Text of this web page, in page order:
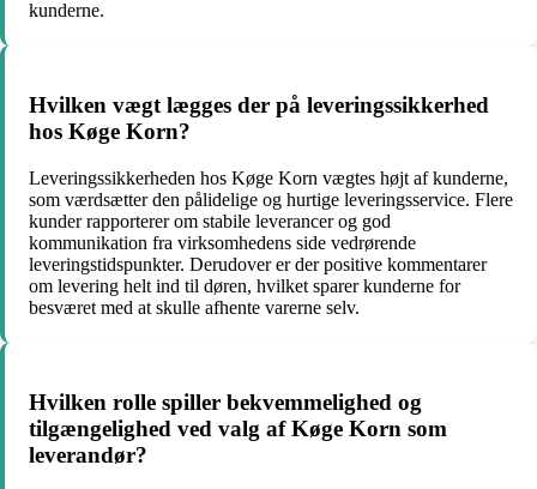
kunderne.
Hvilken vægt lægges der på leveringssikkerhed
hos Køge Korn?
Leveringssikkerheden hos Køge Korn vægtes højt af kunderne,
som værdsætter den pålidelige og hurtige leveringsservice. Flere
kunder rapporterer om stabile leverancer og god
kommunikation fra virksomhedens side vedrørende
leveringstidspunkter. Derudover er der positive kommentarer
om levering helt ind til døren, hvilket sparer kunderne for
besværet med at skulle afhente varerne selv.
Hvilken rolle spiller bekvemmelighed og
tilgængelighed ved valg af Køge Korn som
leverandør?